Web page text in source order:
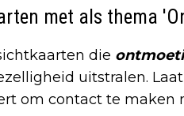
met als thema
die
uitstralen.
om contact te maken